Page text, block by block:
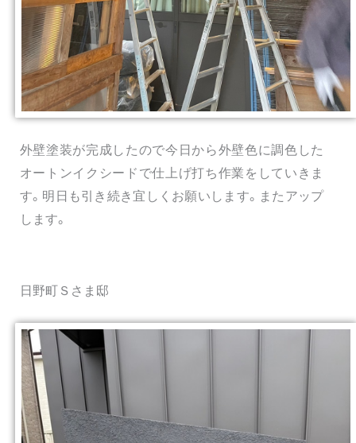
外壁塗装が完成したので今日から外壁色に調色した
オートンイクシードで仕上げ打ち作業をしていきま
す。明日も引き続き宜しくお願いします。またアップ
します。
日野町Ｓさま邸